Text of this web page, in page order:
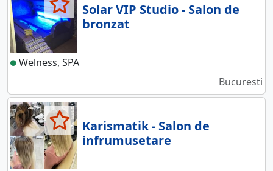
Solar VIP Studio - Salon de
bronzat
Welness, SPA
Bucuresti
Karismatik - Salon de
infrumusetare